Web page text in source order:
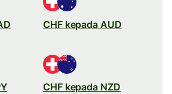
CHF kepada AUD
CHF kepada NZD